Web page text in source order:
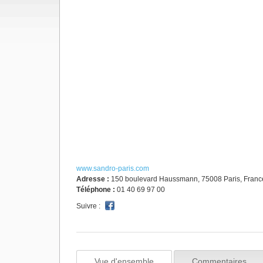
www.sandro-paris.com
Adresse : 150 boulevard Haussmann, 75008 Paris,
Téléphone : 01 40 69 97 00
Suivre :